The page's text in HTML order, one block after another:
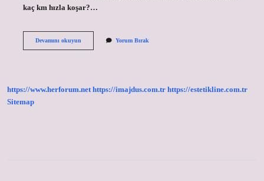
kaç km hızla koşar?…
Devamını okuyunEn
Yorum Bırak
https://www.herforum.net https://imajdus.com.tr https://estetikline.com.tr
Sitemap